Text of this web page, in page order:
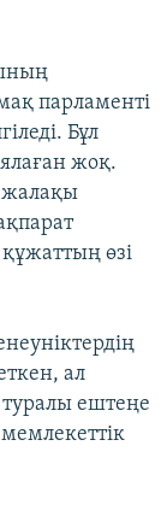
парламенті
Бұл
жоқ.
өзі
ал
ештеңе